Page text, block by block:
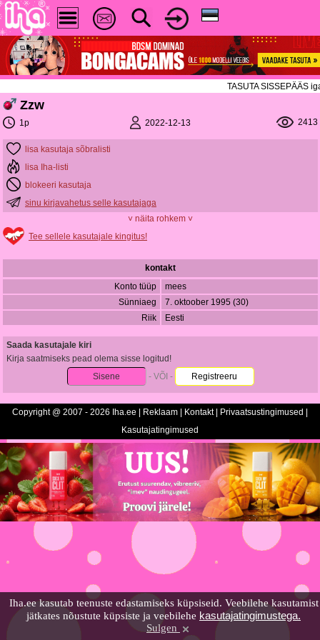
Iha.ee kasutab teenuste edastamiseks küpsiseid. Veebilehe kasutamist
jätkates nõustute küpsiste ja veebilehe kasutajatingimustega.
Sulgen
TASUTA SISSEPÄÄS
Zzw
1p 2022-12-13 2413
lisa kasutaja sõbralisti
lisa Iha-listi
blokeeri kasutaja
sinu kirjavahetus selle kasutajaga
˅ näita rohkem ˅
Tee sellele kasutajale kingitus!
kontakt
Konto tüüp
mees
Sünniaeg
7. oktoober 1995 (30)
Riik
Eesti
Saada kasutajale kiri
Kirja saatmiseks pead olema sisse logitud!
Sisene
- VÕI - Registreeru
Copyright @ 2007 - 2026 Iha.ee | Reklaam Kontakt| Privaatsustingimused
Kasutajatingimused